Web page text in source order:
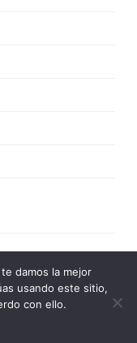
damos la mejor
usando este sitio,
con ello.